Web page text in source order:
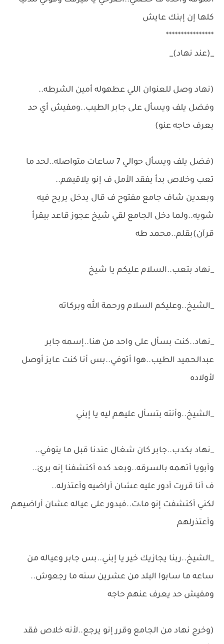
كلها إن إبنك عايش
****************
_(عند نهاد)_
(نهاد وصل للعنوان اللي عطهوله أمين الشرطه..
وفضل يلف ويسأل على جابر الطيب..ومفيش أي حد
يعرف حاجه عنو)
(فضل يلف ويسأل حوالي 7 ساعات متواصله..لحد ما
تعب وخلاص بدأ يفقد الأمل ف إنو يلاقيهم..
وبعدين شاف جامع مفتوح ف قال يدخل يريح فيه
شويه..ولما دخل الجامع لقي شيخ عجوز قاعد بيقرأ
قرآن)بقلم..محمد طه
_نهاد بتعب..السلام عليكم يا شيخ
_الشيخ..وعليكم السلام ورحمة الله وبركاته
_نهاد..كنت بسأل على واحد من هنا..إسمه جابر
عبدالحميد الطيب..هوا أتوفي..بس أنا كنت عايز أوصل
لأولاده
_الشيخ..وأنته بتسأل عليهم ليه يا إبني
_نهاد بكدب..جابر كان شغال عندنا قبل ما يتوفي..
وأبويا أتهمه بالسرقه..وبعد كده أكتشفنا إنه برئ..
ف أنا قررت أدور عليه عشان أراضيه وأعتذرله..
لكني أكتشفت إنو ما،ت..فبدور على عياله عشان أراضيهم
وأعتذرلهم
_الشيخ..ربنا يجازيك خير يا إبني..بس جابر وعياله من
ساعه ما سابوا البلد من عشرين سنه ما رجعوش..
ومفيش حد يعرف عنهم حاجه
(وخرج نهاد من الجامع وقرر إنو يرجع..لأنه خلاص فقد